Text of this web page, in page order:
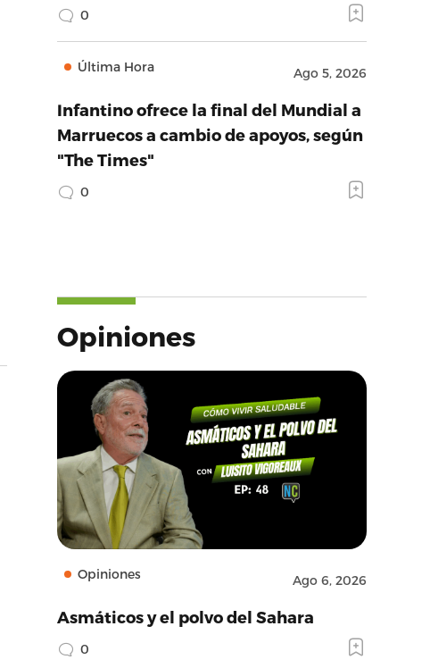
0
Última Hora Ago 5, 2026
Infantino ofrece la final del Mundial a
Marruecos a cambio de apoyos, según
"The Times"
0
Opiniones
Opiniones Ago 6, 2026
Asmáticos y el polvo del Sahara
0